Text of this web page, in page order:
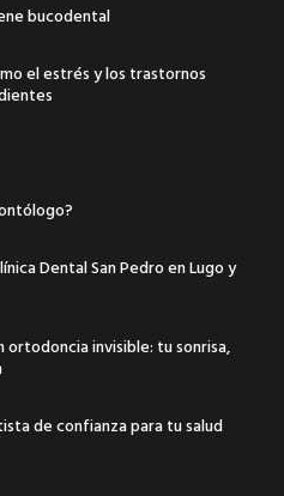
bucodental
el estrés y los trastornos
Dental San Pedro en Lugo y
ortodoncia invisible: tu sonrisa,
de confianza para tu salud